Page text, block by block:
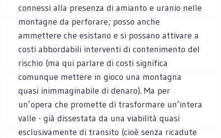
connessi alla presenza di amianto e uranio nelle
montagne da perforare; posso anche
ammettere che esistano e si possano attivare a
costi abbordabili interventi di contenimento del
rischio (ma qui parlare di costi significa
comunque mettere in gioco una montagna
quasi inimmaginabile di denaro). Ma per
un’opera che promette di trasformare un’intera
valle - già dissestata da una viabilità quasi
esclusivamente di transito (cioè senza ricadute